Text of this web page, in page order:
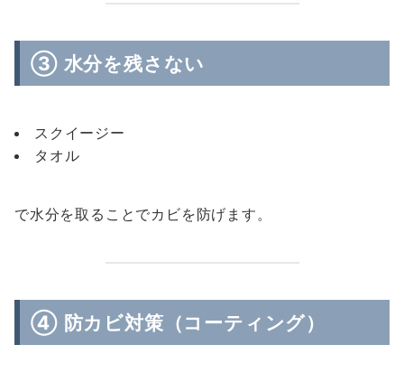
③ 水分を残さない
スクイージー
タオル
で水分を取ることでカビを防げます。
④ 防カビ対策（コーティング）